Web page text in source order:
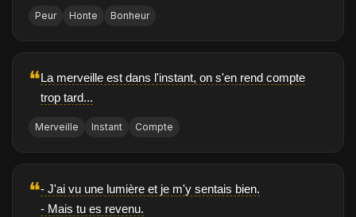
Peur Honte Bonheur
❝La merveille est dans l'instant, on s'en rend compte
trop tard...
Merveille Instant Compte
❝- J'ai vu une lumière et je m'y sentais bien.
- Mais tu es revenu.